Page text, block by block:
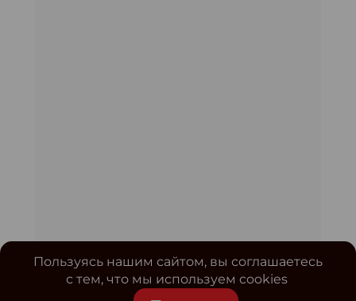
Пользуясь нашим сайтом, вы соглашаетесь
с тем, что мы используем cookies